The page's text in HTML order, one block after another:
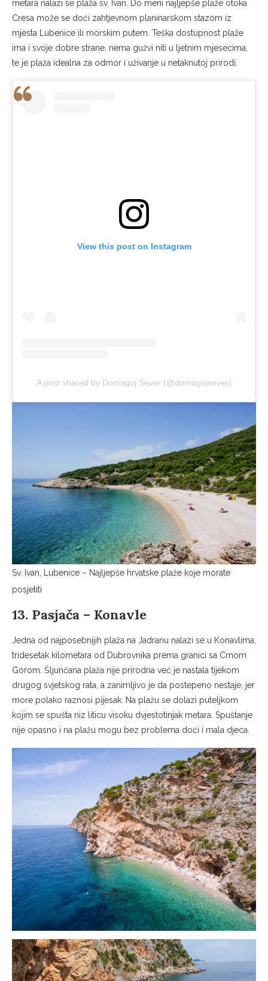
metara nalazi se plaža sv. Ivan. Do meni najljepše plaže otoka
Cresa može se doći zahtjevnom planinarskom stazom iz
mjesta Lubenice ili morskim putem. Teška dostupnost plaže
ima i svoje dobre strane, nema gužvi niti u ljetnim mjesecima,
te je plaža idealna za odmor i uživanje u netaknutoj prirodi.
View this post on Instagram
A post shared by Domagoj Sever (@domagojsever)
Sv. Ivan, Lubenice – Najljepše hrvatske plaže koje morate
posjetiti
13. Pasjača – Konavle
Jedna od najposebnijih plaža na Jadranu nalazi se u Konavlima,
tridesetak kilometara od Dubrovnika prema granici sa Crnom
Gorom. Šljunčana plaža nije prirodna već je nastala tijekom
drugog svjetskog rata, a zanimljivo je da postepeno nestaje, jer
more polako raznosi pijesak. Na plažu se dolazi puteljkom
kojim se spušta niz liticu visoku dvjestotinjak metara. Spuštanje
nije opasno i na plažu mogu bez problema doći i mala djeca.